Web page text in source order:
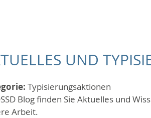
UND
Typisierungsaktionen
Blog finden Sie Aktuelles und
Arbeit.